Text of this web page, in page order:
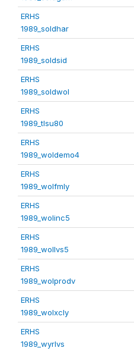
ERHS
1989_soldhar
ERHS
1989_soldsid
ERHS
1989_soldwol
ERHS
1989_tlsu80
ERHS
1989_woldemo4
ERHS
1989_wolfmly
ERHS
1989_wolinc5
ERHS
1989_wollvs5
ERHS
1989_wolprodv
ERHS
1989_wolxcly
ERHS
1989_wyrlvs